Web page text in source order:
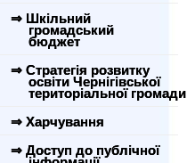
⇒ Шкільний
громадський
бюджет
⇒ Стратегія розвитку
освіти Чернігівської
територіальної громади
⇒ Харчування
⇒ Доступ до публічної